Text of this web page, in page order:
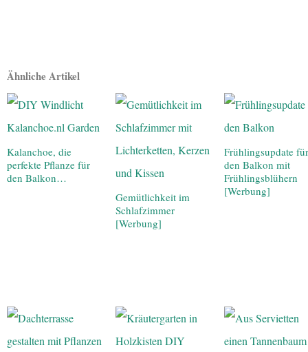
Ähnliche Artikel
Kalanchoe, die
perfekte Pflanze für
den Balkon…
Gemütlichkeit im
Schlafzimmer
[Werbung]
Frühlingsupdate für
den Balkon mit
Frühlingsblühern
[Werbung]